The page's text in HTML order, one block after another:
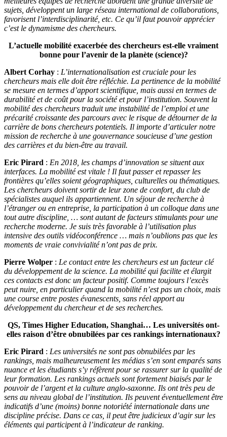
sujets, développent un large réseau international de collaborations,
favorisent l’interdisciplinarité, etc. Ce qu’il faut pouvoir apprécier
c’est le dynamisme des chercheurs.
L’actuelle mobilité exacerbée des chercheurs est-elle vraiment
bonne pour l’avenir de la planète (science)?
Albert Corhay : L’internationalisation est cruciale pour les
chercheurs mais elle doit être réfléchie. La pertinence de la mobilité
se mesure en termes d’apport scientifique, mais aussi en termes de
durabilité et de coût pour la société et pour l’institution. Souvent la
mobilité des chercheurs traduit une instabilité de l’emploi et une
précarité croissante des parcours avec le risque de détourner de la
carrière de bons chercheurs potentiels. Il importe d’articuler notre
mission de recherche à une gouvernance soucieuse d’une gestion
des carrières et du bien-être au travail.
Eric Pirard : En 2018, les champs d’innovation se situent aux
interfaces. La mobilité est vitale ! Il faut passer et repasser les
frontières qu’elles soient géographiques, culturelles ou thématiques.
Les chercheurs doivent sortir de leur zone de confort, du club de
spécialistes auquel ils appartiennent. Un séjour de recherche à
l’étranger ou en entreprise, la participation à un colloque dans une
tout autre discipline, … sont autant de facteurs stimulants pour une
recherche moderne. Je suis très favorable à l’utilisation plus
intensive des outils vidéoconférence … mais n’oublions pas que les
moments de vraie convivialité n’ont pas de prix.
Pierre Wolper : Le contact entre les chercheurs est un facteur clé
du développement de la science. La mobilité qui facilite et élargit
ces contacts est donc un facteur positif. Comme toujours l’excès
peut nuire, en particulier quand la mobilité n’est pas un choix, mais
une course entre postes évanescents, sans réel apport au
développement du chercheur et de ses recherches.
QS, Times Higher Education, Shanghai… Les universités ont-
elles raison d’être obnubilées par ces rankings internationaux?
Eric Pirard : Les universités ne sont pas obnubilées par les
rankings, mais malheureusement les médias s’en sont emparés sans
nuance et les étudiants s’y réfèrent pour se rassurer sur la qualité de
leur formation. Les rankings actuels sont fortement biaisés par le
pouvoir de l’argent et la culture anglo-saxonne. Ils ont très peu de
sens au niveau global de l’institution. Ils peuvent éventuellement être
indicatifs d’une (moins) bonne notoriété internationale dans une
discipline précise. Dans ce cas, il peut être judicieux d’agir sur les
éléments qui participent à l’indicateur de ranking.